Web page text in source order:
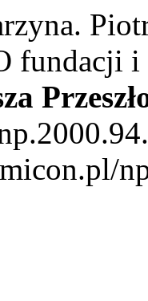
fundacji